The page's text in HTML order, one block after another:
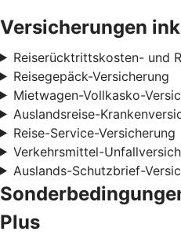
Versicherungen
Reiserücktrittskosten- und
Reisegepäck-Versicherung
Mietwagen-Vollkasko-
Auslandsreise-
Reise-Service-Versicherung
Verkehrsmittel-
Auslands-Schutzbrief-
Plus